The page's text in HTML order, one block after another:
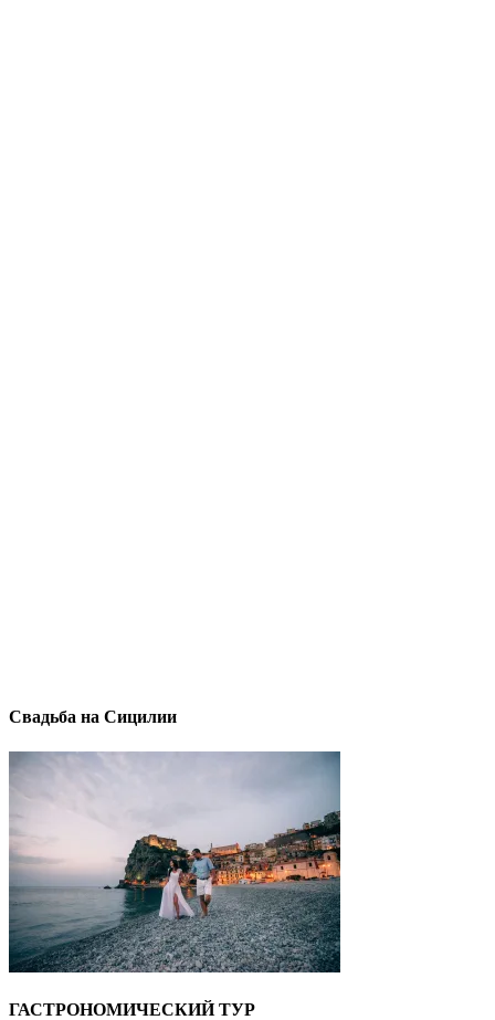
Свадьба на Сицилии
ГАСТРОНОМИЧЕСКИЙ ТУР